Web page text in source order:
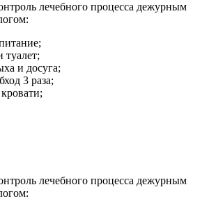
лечебного процесса дежурным
и досуга;
3 раза;
лечебного процесса дежурным